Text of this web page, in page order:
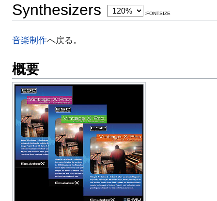
Synthesizers
:FONTSIZE
音楽制作へ戻る。
概要